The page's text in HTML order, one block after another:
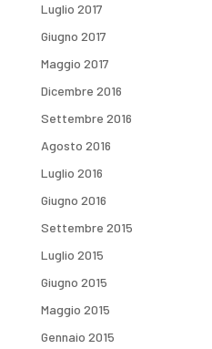
Luglio 2017
Giugno 2017
Maggio 2017
Dicembre 2016
Settembre 2016
Agosto 2016
Luglio 2016
Giugno 2016
Settembre 2015
Luglio 2015
Giugno 2015
Maggio 2015
Gennaio 2015